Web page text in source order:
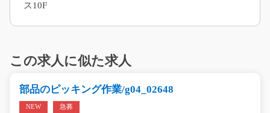
ス10F
この求人に似た求人
部品のピッキング作業/g04_02648
NEW 急募